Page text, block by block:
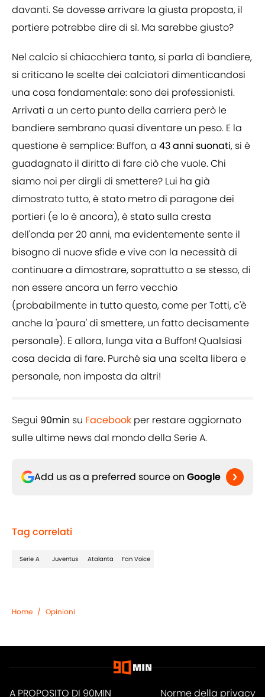
davanti. Se dovesse arrivare la giusta proposta, il
portiere potrebbe dire di sì. Ma sarebbe giusto?
Nel calcio si chiacchiera tanto, si parla di bandiere,
si criticano le scelte dei calciatori dimenticandosi
una cosa fondamentale: sono dei professionisti.
Arrivati a un certo punto della carriera però le
bandiere sembrano quasi diventare un peso. E la
questione è semplice: Buffon, a 43 anni suonati, si è
guadagnato il diritto di fare ciò che vuole. Chi
siamo noi per dirgli di smettere? Lui ha già
dimostrato tutto, è stato metro di paragone dei
portieri (e lo è ancora), è stato sulla cresta
dell'onda per 20 anni, ma evidentemente sente il
bisogno di nuove sfide e vive con la necessità di
continuare a dimostrare, soprattutto a se stesso, di
non essere ancora un ferro vecchio
(probabilmente in tutto questo, come per Totti, c'è
anche la 'paura' di smettere, un fatto decisamente
personale). E allora, lunga vita a Buffon! Qualsiasi
cosa decida di fare. Purché sia una scelta libera e
personale, non imposta da altri!
Segui 90min su Facebook per restare aggiornato
sulle ultime news dal mondo della Serie A.
Add us as a preferred source on Google
Tag correlati
Serie A Juventus Atalanta Fan Voice
Home / Opinioni
A PROPOSITO DI 90MIN Norme della privacy